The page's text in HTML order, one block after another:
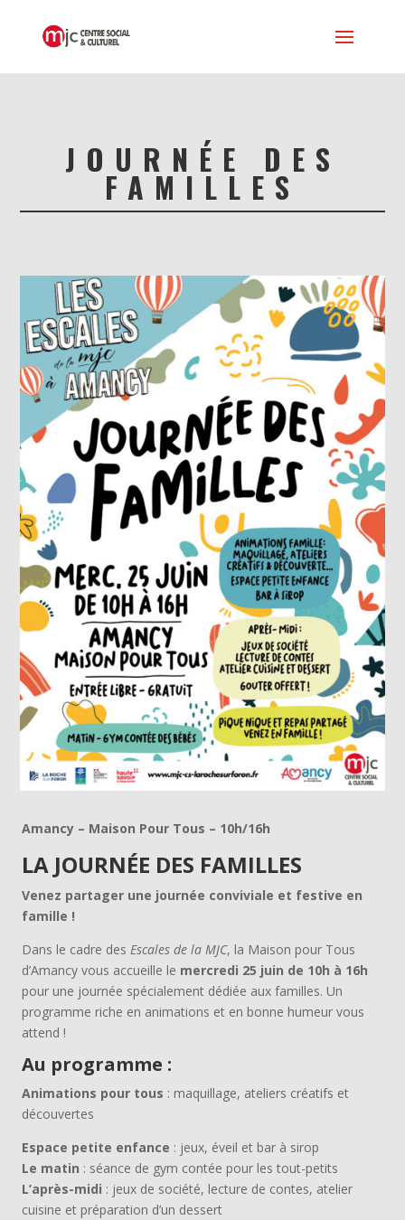
JOURNÉE DES
FAMILLES
Amancy – Maison Pour Tous – 10h/16h
LA JOURNÉE DES FAMILLES
Venez partager une journée conviviale et festive en
famille !
Dans le cadre desEscales de la MJC, la Maison pour Tous
d’Amancy vous accueille le mercredi 25 juin de 10h à 16h
pour une journée spécialement dédiée aux familles. Un
programme riche en animations et en bonne humeur vous
attend !
Au programme :
Animations pour tous : maquillage, ateliers créatifs et
découvertes
Espace petite enfance : jeux, éveil et bar à sirop
Le matin : séance de gym contée pour les tout-petits
L’après-midi : jeux de société, lecture de contes, atelier
cuisine et préparation d’un dessert